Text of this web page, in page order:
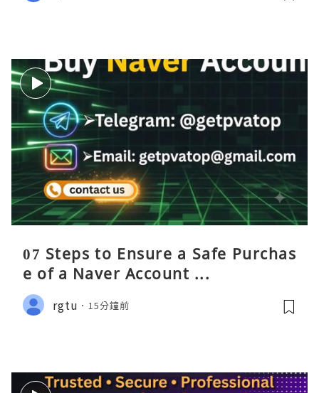
07 Steps to Ensure a Safe Purchas
e of a Naver Account ...
rgtu 15分鐘前